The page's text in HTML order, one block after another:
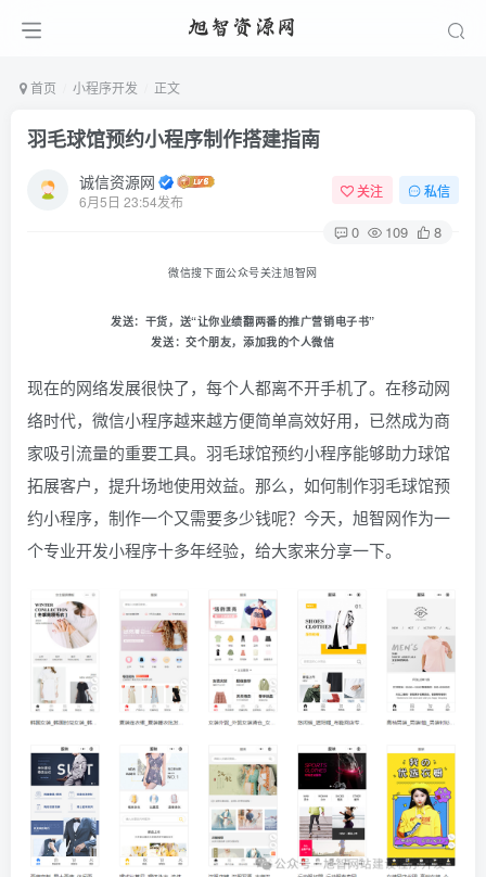
首页 小程序开发 正文
羽毛球馆预约小程序制作搭建指南
诚信资源网
6月5日 23:54发布
关注 私信
0 109 8
微信搜下面公众号关注旭智网
发送： 干货，送“让你业绩翻两番的推广营销电子书”
发送：交个朋友，添加我的个人微信
现在的网络发展很快了，每个人都离不开手机了。在移动网
络时代，微信小程序越来越方便简单高效好用，已然成为商
家吸引流量的重要工具。羽毛球馆预约小程序能够助力球馆
拓展客户，提升场地使用效益。那么，如何制作羽毛球馆预
约小程序，制作一个又需要多少钱呢？今天，旭智网作为一
个专业开发小程序十多年经验，给大家来分享一下。